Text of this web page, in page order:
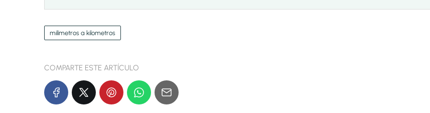
milímetros a kilometros
COMPARTE ESTE ARTÍCULO